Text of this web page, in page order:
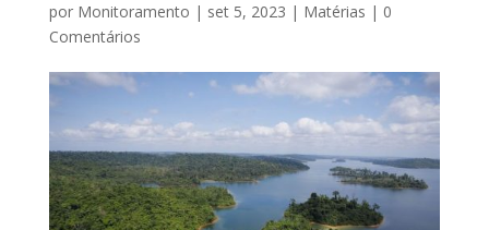
por Monitoramento | set 5, 2023 | Matérias | 0
Comentários